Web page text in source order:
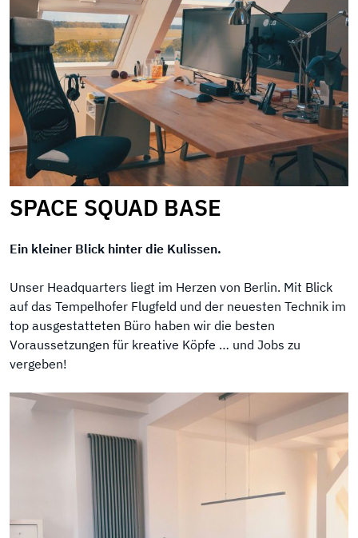
SPACE SQUAD BASE
Ein kleiner Blick hinter die Kulissen.
Unser Headquarters liegt im Herzen von Berlin. Mit Blick
auf das Tempelhofer Flugfeld und der neuesten Technik im
top ausgestatteten Büro haben wir die besten
Voraussetzungen für kreative Köpfe … und Jobs zu
vergeben!